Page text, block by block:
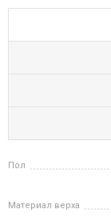
Пол
Материал верха